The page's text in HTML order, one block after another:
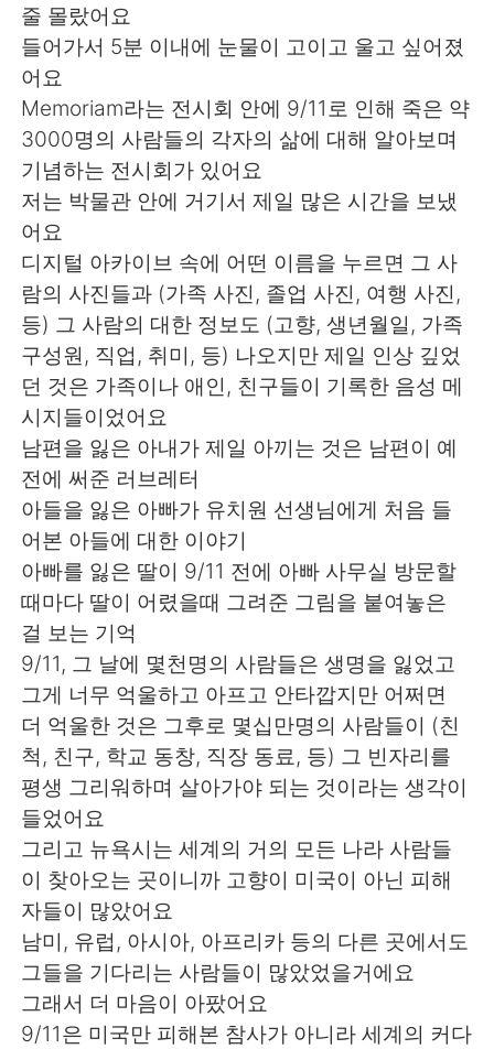
Italiano
Tiếng Việt
줄 몰랐어요
들어가서 5분 이내에 눈물이 고이고 울고 싶어졌
어요
Memoriam라는 전시회 안에 9/11로 인해 죽은 약
3000명의 사람들의 각자의 삶에 대해 알아보며
기념하는 전시회가 있어요
저는 박물관 안에 거기서 제일 많은 시간을 보냈
어요
디지털 아카이브 속에 어떤 이름을 누르면 그 사
람의 사진들과 (가족 사진, 졸업 사진, 여행 사진,
등) 그 사람의 대한 정보도 (고향, 생년월일, 가족
구성원, 직업, 취미, 등) 나오지만 제일 인상 깊었
던 것은 가족이나 애인, 친구들이 기록한 음성 메
시지들이었어요
남편을 잃은 아내가 제일 아끼는 것은 남편이 예
전에 써준 러브레터
아들을 잃은 아빠가 유치원 선생님에게 처음 들
어본 아들에 대한 이야기
아빠를 잃은 딸이 9/11 전에 아빠 사무실 방문할
때마다 딸이 어렸을때 그려준 그림을 붙여놓은
걸 보는 기억
9/11, 그 날에 몇천명의 사람들은 생명을 잃었고
그게 너무 억울하고 아프고 안타깝지만 어쩌면
더 억울한 것은 그후로 몇십만명의 사람들이 (친
척, 친구, 학교 동창, 직장 동료, 등) 그 빈자리를
평생 그리워하며 살아가야 되는 것이라는 생각이
들었어요
그리고 뉴욕시는 세계의 거의 모든 나라 사람들
이 찾아오는 곳이니까 고향이 미국이 아닌 피해
자들이 많았어요
남미, 유럽, 아시아, 아프리카 등의 다른 곳에서도
그들을 기다리는 사람들이 많았었을거에요
그래서 더 마음이 아팠어요
9/11은 미국만 피해본 참사가 아니라 세계의 커다